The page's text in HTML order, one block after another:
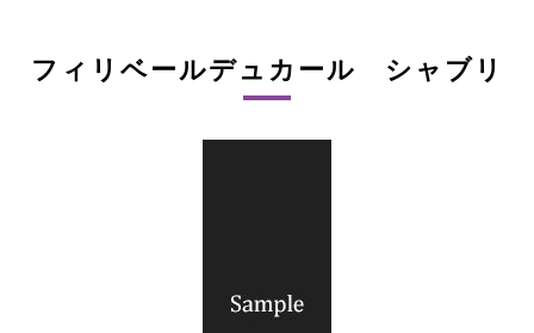
フィリベールデュカール シャブリ